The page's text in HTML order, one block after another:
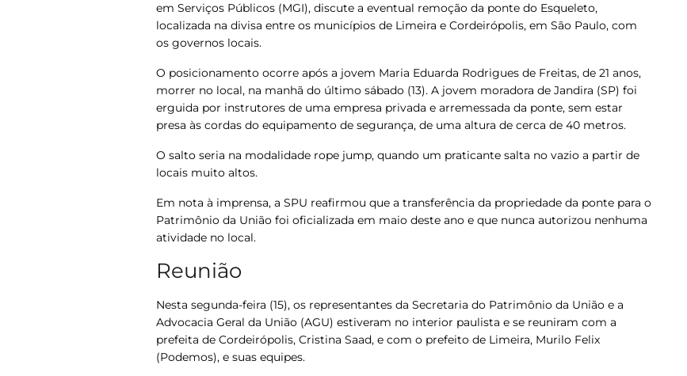
em Serviços Públicos (MGI), discute a eventual remoção da ponte do Esqueleto,
localizada na divisa entre os municípios de Limeira e Cordeirópolis, em São Paulo, com
os governos locais.
O posicionamento ocorre após a jovem Maria Eduarda Rodrigues de Freitas, de 21 anos,
morrer no local, na manhã do último sábado (13). A jovem moradora de Jandira (SP) foi
erguida por instrutores de uma empresa privada e arremessada da ponte, sem estar
presa às cordas do equipamento de segurança, de uma altura de cerca de 40 metros.
O salto seria na modalidade rope jump​​, quando um praticante salta no vazio a partir de
locais muito altos.
Em nota à imprensa, a SPU reafirmou que a transferência da propriedade da ponte para o
Patrimônio da União foi oficializada em maio deste ano e que nunca autorizou nenhuma
atividade no local.
Reunião
Nesta segunda-feira (15), os representantes da Secretaria do Patrimônio da União e a
Advocacia Geral da União (AGU) estiveram no interior paulista e se reuniram com a
prefeita de Cordeirópolis, Cristina Saad, e com o prefeito de Limeira, Murilo Felix
(Podemos), e suas equipes.